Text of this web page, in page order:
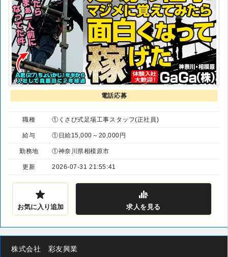
電話応募
職種 ①くさび式足場工事スタッフ(正社員)
給与 ①日給15,000～20,000円
勤務地 ①神奈川県相模原市
更新 2026-07-31 21:55:41
お気に入り追加 求人を見る
株式会社 彩友興業